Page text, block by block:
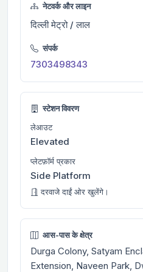
नेटवर्क और लाइन
दिल्ली मेट्रो / लाल
संपर्क
7303498343
स्टेशन विवरण
लेआउट
Elevated
प्लेटफ़ॉर्म प्रकार
Side Platform
दरवाजे दाईं ओर खुलेंगे।
आस-पास के क्षेत्र
Durga Colony, Satyam
Extension, Naveen Park,